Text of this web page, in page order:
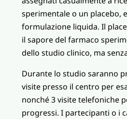
sperimentale o un placebo,
formulazione liquida. Il
il sapore del farmaco
dello studio clinico, ma
Durante lo studio saranno
visite presso il centro per
nonché 3 visite telefoniche
progressi. I partecipanti o i